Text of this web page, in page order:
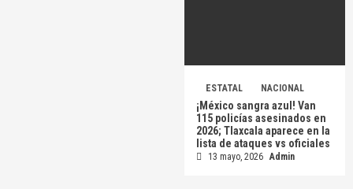
ESTATAL NACIONAL
¡México sangra azul! Van
115 policías asesinados en
2026; Tlaxcala aparece en la
lista de ataques vs oficiales
13 mayo, 2026 Admin